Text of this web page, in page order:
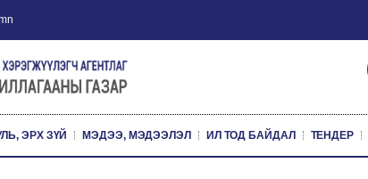
ЭРХ ЗҮЙ МЭДЭЭ, МЭДЭЭЛЭЛ ИЛ ТОД БАЙДАЛ ТЕНДЕР